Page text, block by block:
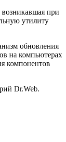
при
утилиту
обновления
на компьютерах
компонентов
Dr.Web.